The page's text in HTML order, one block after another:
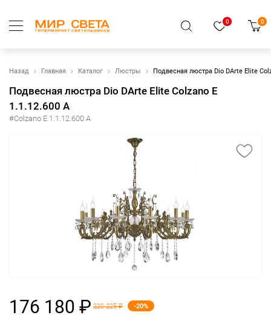
0 0
Назад Главная Каталог Люстры Подвесная люстра Dio DArte Elite
Подвесная люстра Dio DArte Elite Colzano E
1.1.12.600 A
#Colzano E 1.1.12.600 A
176 180 ₽ 220 225 ₽ -20%